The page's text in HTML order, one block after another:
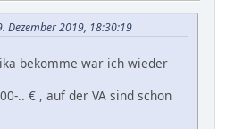
Dezember 2019, 18:30:19
bekomme war ich wieder
.. € , auf der VA sind schon